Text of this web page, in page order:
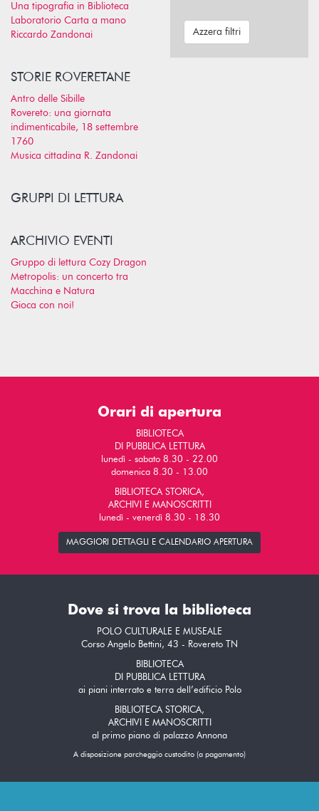
Una tipografia in Biblioteca
Laboratorio Carta a mano
Riccardo Zandonai
STORIE ROVERETANE
Antro delle Sibille
Rovereto: una giornata
indimenticabile, 18 settembre
1760
Musica cittadina R. Zandonai
GRUPPI DI LETTURA
ARCHIVIO EVENTI
Gruppo di lettura Cozy Dragon
Metropolis: un concerto tra
Macchina e Natura
Gioca con noi!
Azzera filtri
Orari di apertura
BIBLIOTECA
DI PUBBLICA LETTURA
lunedì - sabato 8.30 - 22.00
domenica 8.30 - 13.00
BIBLIOTECA STORICA,
ARCHIVI E MANOSCRITTI
lunedì - venerdì 8.30 - 18.30
MAGGIORI DETTAGLI E CALENDARIO APERTURA
Dove si trova la biblioteca
POLO CULTURALE E MUSEALE
Corso Angelo Bettini, 43 - Rovereto TN
BIBLIOTECA
DI PUBBLICA LETTURA
ai piani interrato e terra dell’edificio Polo
BIBLIOTECA STORICA,
ARCHIVI E MANOSCRITTI
al primo piano di palazzo Annona
A disposizione parcheggio custodito (a pagamento)